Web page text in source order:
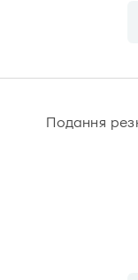
Подання